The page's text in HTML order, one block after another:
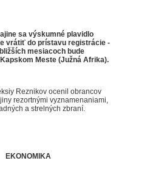
sa výskumné plavidlo
vrátiť do prístavu registrácie -
mesiacoch bude
Meste (Južná Afrika).
Reznikov ocenil obrancov
rezortnými vyznamenaniami,
a strelných zbraní.
EKONOMIKA